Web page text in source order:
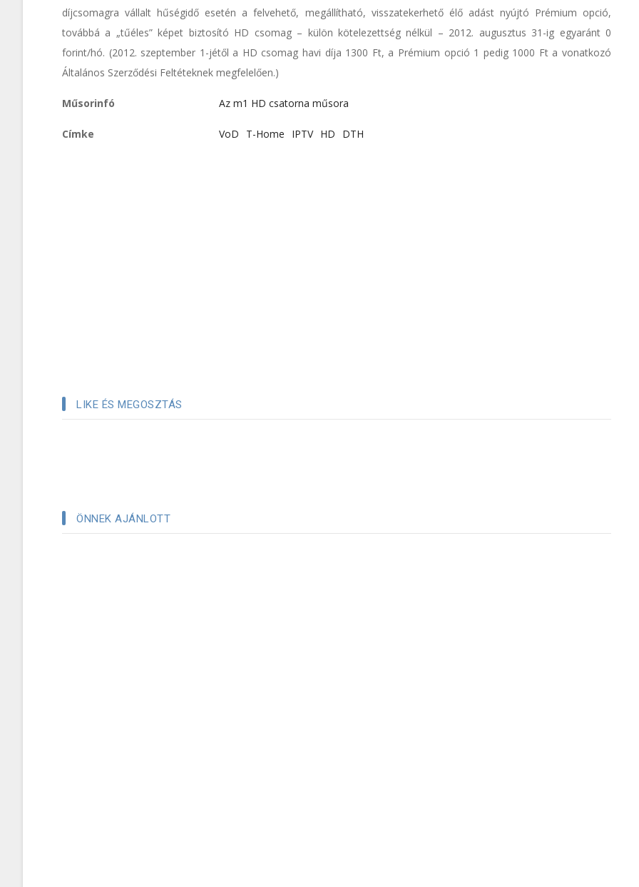
díjcsomagra vállalt hűségidő esetén a felvehető, megállítható, visszatekerhető élő adást nyújtó Prémium opció,
továbbá a „tűéles” képet biztosító HD csomag – külön kötelezettség nélkül – 2012. augusztus 31-ig egyaránt 0
forint/hó. (2012. szeptember 1-jétől a HD csomag havi díja 1300 Ft, a Prémium opció 1 pedig 1000 Ft a vonatkozó
Általános Szerződési Feltéteknek megfelelően.)
Műsorinfó Az m1 HD csatorna műsora
Címke VoD T-Home IPTV HD DTH
LIKE ÉS MEGOSZTÁS
ÖNNEK AJÁNLOTT